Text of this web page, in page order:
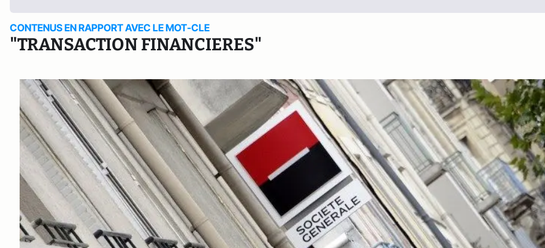
CONTENUS EN RAPPORT AVEC LE MOT-CLE
"TRANSACTION FINANCIERES"